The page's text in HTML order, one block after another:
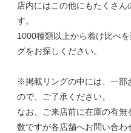
店内にはこの他にもたくさん
す。
1000種類以上から着け比べ
グをお探しください。
※掲載リングの中には、一部
ので、ご了承ください。
なお、ご来店前に在庫の有
数ですが各店舗へお問い合わ